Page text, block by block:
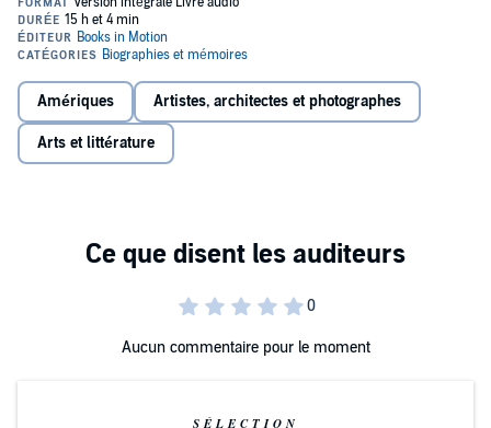
Amériques Artistes, architectes et photographes
Arts et littérature
Aucun commentaire pour le moment
SÉLECTION